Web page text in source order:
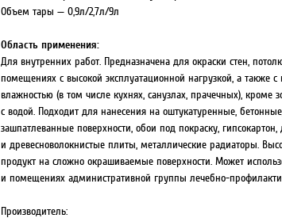
Объем тары — 0,9л/2,7л/9л
Область применения:
Для внутренних работ. Предназначена для окраски стен,
помещениях с высокой эксплуатационной нагрузкой, а также
влажностью (в том числе кухнях, санузлах, прачечных), кроме
с водой. Подходит для нанесения на оштукатуренные,
зашпатлеванные поверхности, обои под покраску,
и древесноволокнистые плиты, металлические радиаторы.
продукт на сложно окрашиваемые поверхности. Может
и помещениях административной группы лечебно-
Производитель: